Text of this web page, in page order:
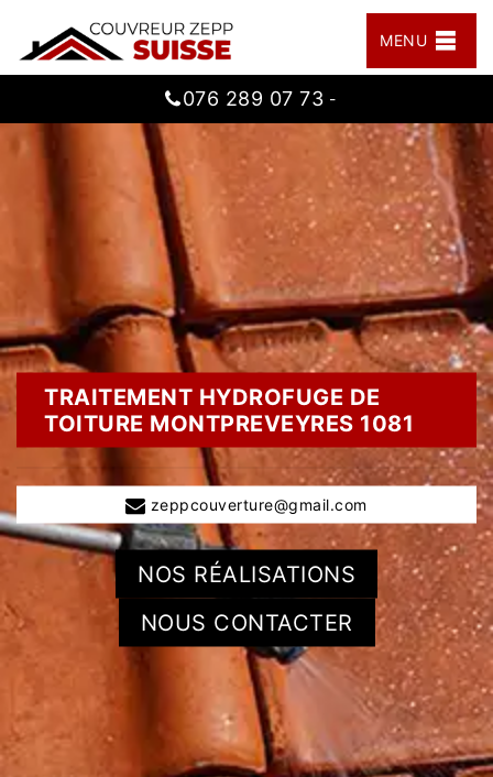
MENU
076 289 07 73 -
TRAITEMENT HYDROFUGE DE
TOITURE MONTPREVEYRES 1081
zeppcouverture@gmail.com
NOS RÉALISATIONS
NOUS CONTACTER